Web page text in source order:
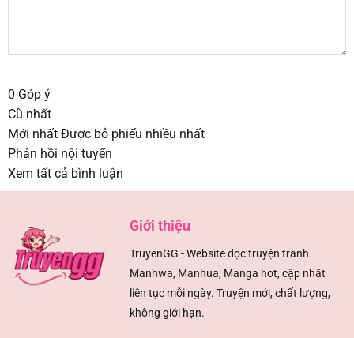
0 Góp ý
Cũ nhất
Mới nhất Được bỏ phiếu nhiều nhất
Phản hồi nội tuyến
Xem tất cả bình luận
Giới thiệu
TruyenGG - Website đọc truyện tranh
Manhwa, Manhua, Manga hot, cập nhật
liên tục mỗi ngày. Truyện mới, chất lượng,
không giới hạn.